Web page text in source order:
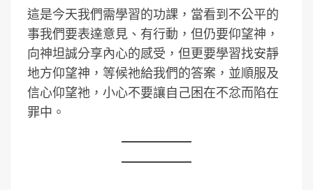
這是今天我們需學習的功課，當看到不公平的
事我們要表達意見、有行動，但仍要仰望神，
向神坦誠分享內心的感受，但更要學習找安靜
地方仰望神，等候祂給我們的答案，並順服及
信心仰望祂，小心不要讓自己困在不忿而陷在
罪中。